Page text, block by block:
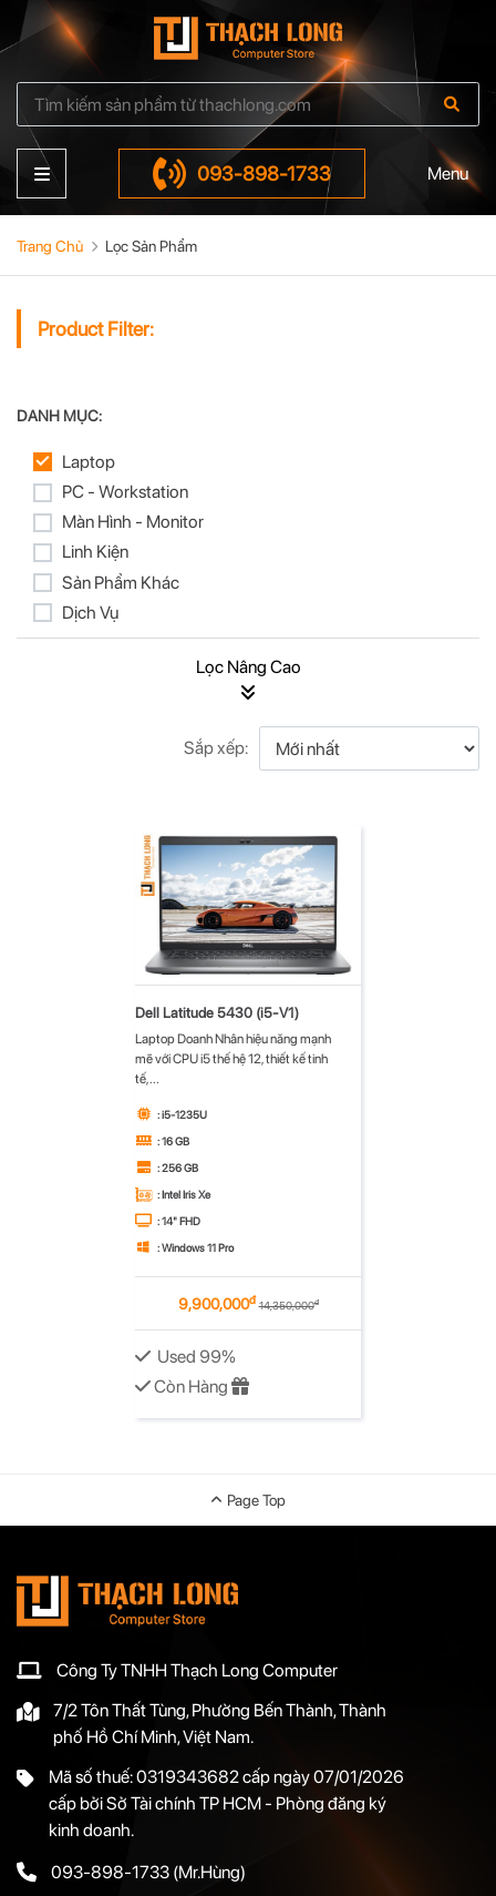
093-898-1733 Menu
Trang Chủ Lọc Sản Phẩm
Product Filter:
DANH MỤC:
Laptop
PC - Workstation
Màn Hình - Monitor
Linh Kiện
Sản Phẩm Khác
Dịch Vụ
Sắp xếp:
Dell Latitude 5430 (i5-V1)
Laptop Doanh Nhân hiệu năng mạnh
mẽ với CPU i5 thế hệ 12, thiết kế tinh
tế,...
: i5-1235U
: 16 GB
: 256 GB
: Intel Iris Xe
: 14" FHD
: Windows 11 Pro
9,900,000đ 14,350,000đ
Used 99%
Còn Hàng
Page Top
Công Ty TNHH Thạch Long Computer
7/2 Tôn Thất Tùng, Phường Bến Thành, Thành
phố Hồ Chí Minh, Việt Nam.
Mã số thuế: 0319343682 cấp ngày 07/01/2026
cấp bởi Sở Tài chính TP HCM - Phòng đăng ký
kinh doanh.
093-898-1733 (Mr.Hùng)